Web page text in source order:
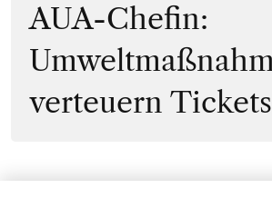
AUA-Chefin:
verteuern Tickets